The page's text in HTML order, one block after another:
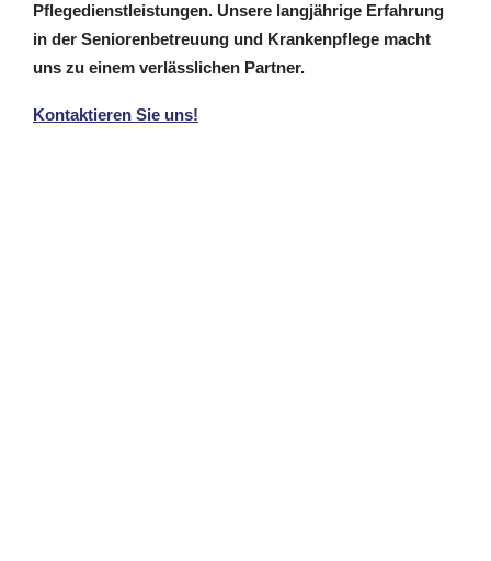
Pflegedienstleistungen. Unsere langjährige Erfahrung
in der Seniorenbetreuung und Krankenpflege macht
uns zu einem verlässlichen Partner.
Kontaktieren Sie uns!